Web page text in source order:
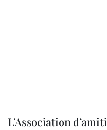
L’Association